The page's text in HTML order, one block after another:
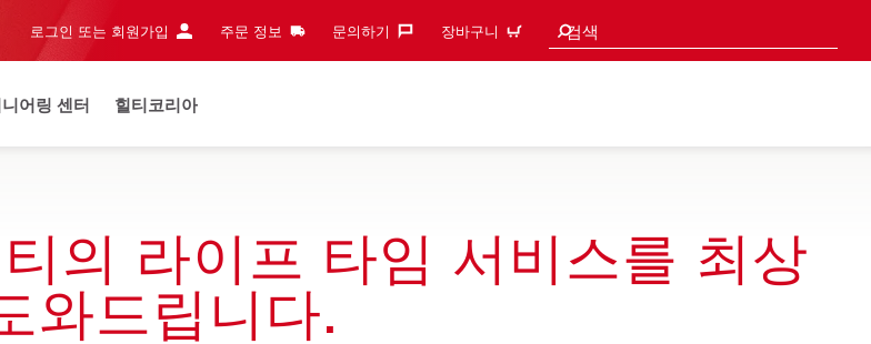
로그인 또는 회원가입 주문 정보 문의하기‎ 장바구니 검색
검색 추천
어링 센터 힐티코리아
의 라이프 타임 서비스를 최상
와드립니다.